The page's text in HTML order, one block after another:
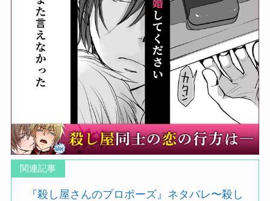
関連記事
『殺し屋さんのプロポーズ』ネタバレ〜殺し